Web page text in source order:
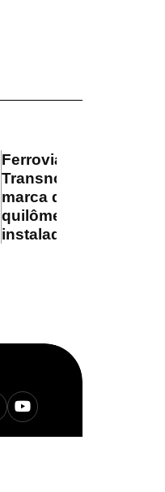
Ferrovia
Transnordestina
marca de 100
quilômetros de trilhos
instalados